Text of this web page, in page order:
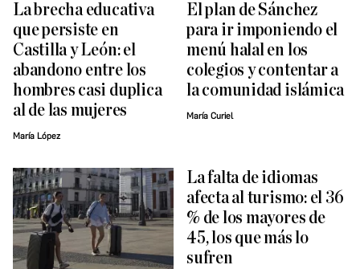
La brecha educativa
que persiste en
Castilla y León: el
abandono entre los
hombres casi duplica
al de las mujeres
María López
El plan de Sánchez
para ir imponiendo el
menú halal en los
colegios y contentar a
la comunidad islámica
María Curiel
La falta de idiomas
afecta al turismo: el 36
% de los mayores de
45, los que más lo
sufren